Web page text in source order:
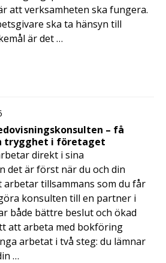
att verksamheten ska fungera.
ska ta hänsyn till
är det …
– få
trygghet i företaget
direkt i sina
det är först när du och din
tillsammans som du får
konsulten till en partner i
både bättre beslut och ökad
att arbeta med bokföring
arbetat i två steg: du lämnar
…